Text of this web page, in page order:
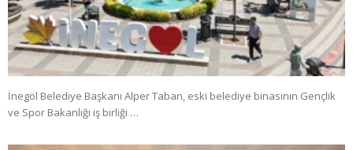
İnegöl Belediye Başkanı Alper Taban, eski belediye binasının Gençlik
ve Spor Bakanlığı iş birliği …